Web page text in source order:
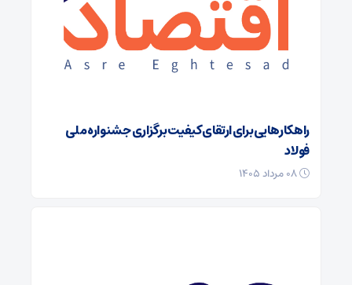
راهکارهایی برای ارتقای کیفیت برگزاری جشنواره ملی
فولاد